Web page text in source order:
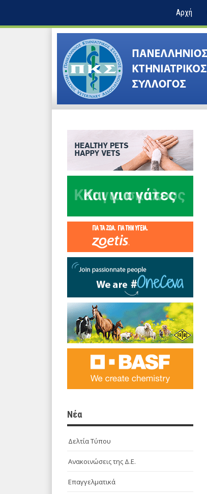
Αρχή
Νέα
Δελτία Τύπου
Ανακοινώσεις της Δ.Ε.
Επαγγελματικά